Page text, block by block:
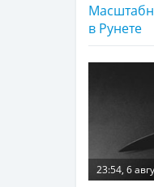
в Рунете
23:54, 6